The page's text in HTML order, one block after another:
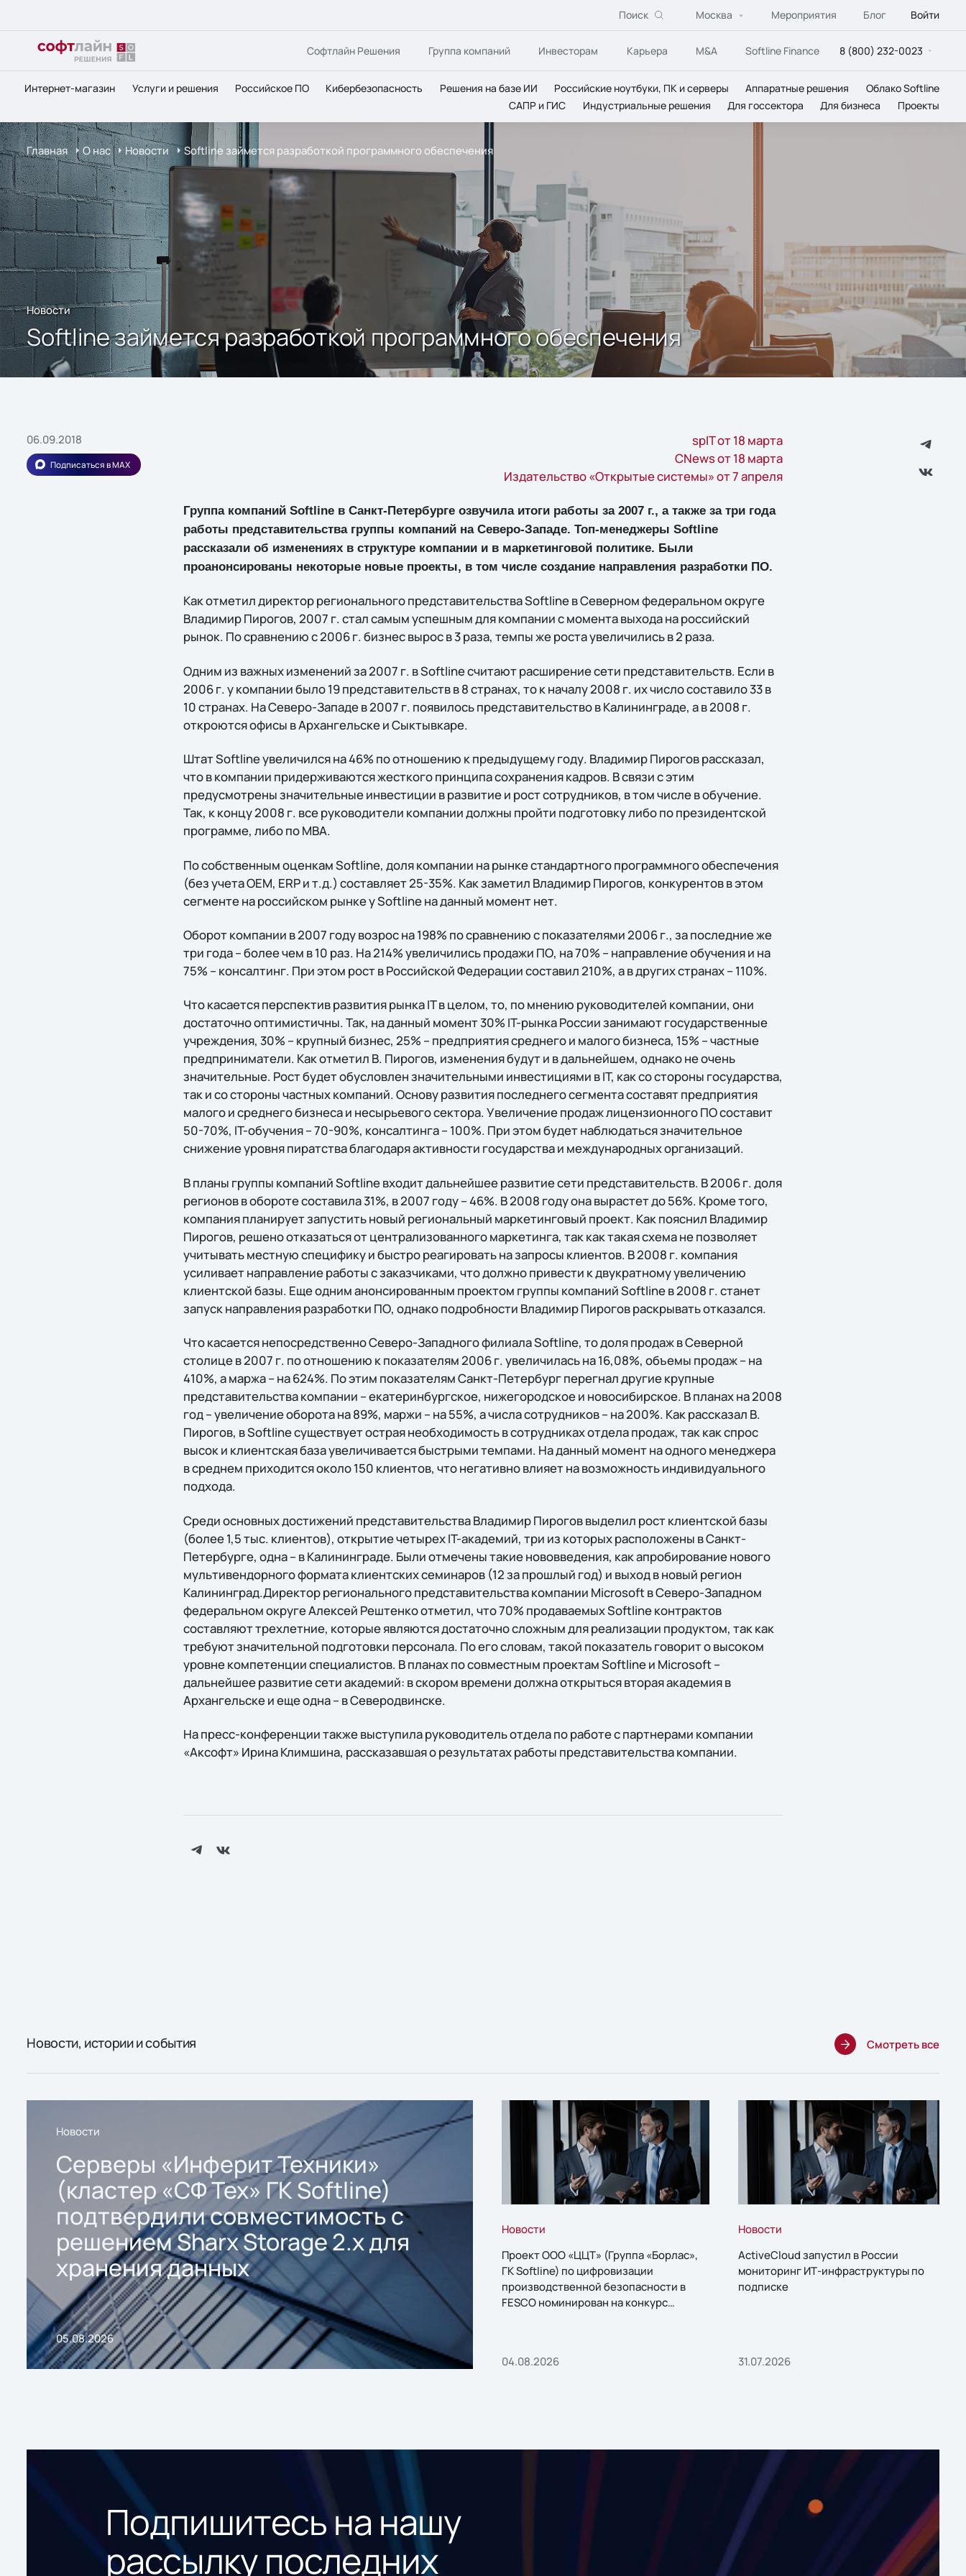
Поиск Москва Мероприятия Блог Войти
Софтлайн Решения Группа компаний Инвесторам Карьера M&A Softline Finance 8 (800) 232-0023
Интернет-магазин Услуги и решения Российское ПО Кибербезопасность Решения на базе ИИ Российские ноутбуки, ПК и серверы Аппаратные решения
Облако Softline
САПР и ГИС
Индустриальные решения Для госсектора Для бизнеса Проекты
Главная О нас Новости Softline займется разработкой программного обеспечения
Новости
Softline займется разработкой программного обеспечения
06.09.2018
Подписаться в MAX
spIT от 18 марта
CNews от 18 марта
Издательство «Открытые системы» от 7 апреля
Группа компаний Softline в Санкт-Петербурге озвучила итоги работы за 2007 г., а также за три года
работы представительства группы компаний на Северо-Западе. Топ-менеджеры Softline
рассказали об изменениях в структуре компании и в маркетинговой политике. Были
проанонсированы некоторые новые проекты, в том числе создание направления разработки ПО.
Как отметил директор регионального представительства Softline в Северном федеральном округе
Владимир Пирогов, 2007 г. стал самым успешным для компании с момента выхода на российский
рынок. По сравнению с 2006 г. бизнес вырос в 3 раза, темпы же роста увеличились в 2 раза.
Одним из важных изменений за 2007 г. в Softline считают расширение сети представительств. Если в
2006 г. у компании было 19 представительств в 8 странах, то к началу 2008 г. их число составило 33 в
10 странах. На Северо-Западе в 2007 г. появилось представительство в Калининграде, а в 2008 г.
откроются офисы в Архангельске и Сыктывкаре.
Штат Softline увеличился на 46% по отношению к предыдущему году. Владимир Пирогов рассказал,
что в компании придерживаются жесткого принципа сохранения кадров. В связи с этим
предусмотрены значительные инвестиции в развитие и рост сотрудников, в том числе в обучение.
Так, к концу 2008 г. все руководители компании должны пройти подготовку либо по президентской
программе, либо по MBA.
По собственным оценкам Softline, доля компании на рынке стандартного программного обеспечения
(без учета OEM, ERP и т.д.) составляет 25-35%. Как заметил Владимир Пирогов, конкурентов в этом
сегменте на российском рынке у Softline на данный момент нет.
Оборот компании в 2007 году возрос на 198% по сравнению с показателями 2006 г., за последние же
три года – более чем в 10 раз. На 214% увеличились продажи ПО, на 70% – направление обучения и на
75% – консалтинг. При этом рост в Российской Федерации составил 210%, а в других странах – 110%.
Что касается перспектив развития рынка IT в целом, то, по мнению руководителей компании, они
достаточно оптимистичны. Так, на данный момент 30% IT-рынка России занимают государственные
учреждения, 30% – крупный бизнес, 25% – предприятия среднего и малого бизнеса, 15% – частные
предприниматели. Как отметил В. Пирогов, изменения будут и в дальнейшем, однако не очень
значительные. Рост будет обусловлен значительными инвестициями в IT, как со стороны государства,
так и со стороны частных компаний. Основу развития последнего сегмента составят предприятия
малого и среднего бизнеса и несырьевого сектора. Увеличение продаж лицензионного ПО составит
50-70%, IT-обучения – 70-90%, консалтинга – 100%. При этом будет наблюдаться значительное
снижение уровня пиратства благодаря активности государства и международных организаций.
В планы группы компаний Softline входит дальнейшее развитие сети представительств. В 2006 г. доля
регионов в обороте составила 31%, в 2007 году – 46%. В 2008 году она вырастет до 56%. Кроме того,
компания планирует запустить новый региональный маркетинговый проект. Как пояснил Владимир
Пирогов, решено отказаться от централизованного маркетинга, так как такая схема не позволяет
учитывать местную специфику и быстро реагировать на запросы клиентов. В 2008 г. компания
усиливает направление работы с заказчиками, что должно привести к двукратному увеличению
клиентской базы. Еще одним анонсированным проектом группы компаний Softline в 2008 г. станет
запуск направления разработки ПО, однако подробности Владимир Пирогов раскрывать отказался.
Что касается непосредственно Северо-Западного филиала Softline, то доля продаж в Северной
столице в 2007 г. по отношению к показателям 2006 г. увеличилась на 16,08%, объемы продаж – на
410%, а маржа – на 624%. По этим показателям Санкт-Петербург перегнал другие крупные
представительства компании – екатеринбургское, нижегородское и новосибирское. В планах на 2008
год – увеличение оборота на 89%, маржи – на 55%, а числа сотрудников – на 200%. Как рассказал В.
Пирогов, в Softline существует острая необходимость в сотрудниках отдела продаж, так как спрос
высок и клиентская база увеличивается быстрыми темпами. На данный момент на одного менеджера
в среднем приходится около 150 клиентов, что негативно влияет на возможность индивидуального
подхода.
Среди основных достижений представительства Владимир Пирогов выделил рост клиентской базы
(более 1,5 тыс. клиентов), открытие четырех IT-академий, три из которых расположены в Санкт-
Петербурге, одна – в Калининграде. Были отмечены такие нововведения, как апробирование нового
мультивендорного формата клиентских семинаров (12 за прошлый год) и выход в новый регион
Калининград.Директор регионального представительства компании Microsoft в Северо-Западном
федеральном округе Алексей Рештенко отметил, что 70% продаваемых Softline контрактов
составляют трехлетние, которые являются достаточно сложным для реализации продуктом, так как
требуют значительной подготовки персонала. По его словам, такой показатель говорит о высоком
уровне компетенции специалистов. В планах по совместным проектам Softline и Microsoft –
дальнейшее развитие сети академий: в скором времени должна открыться вторая академия в
Архангельске и еще одна – в Северодвинске.
На пресс-конференции также выступила руководитель отдела по работе с партнерами компании
«Аксофт» Ирина Климшина, рассказавшая о результатах работы представительства компании.
Новости, истории и события Смотреть все
Новости
Серверы «Инферит Техники»
(кластер «СФ Тех» ГК Softline)
подтвердили совместимость с
решением Sharx Storage 2.x для
хранения данных
05.08.2026
Новости
Проект ООО «ЦЦТ» (Группа «Борлас»,
ГК Softline) по цифровизации
производственной безопасности в
FESCO номинирован на конкурс
04.08.2026
Новости
ActiveCloud запустил в России
мониторинг ИТ-инфраструктуры по
подписке
31.07.2026
Подпишитесь на нашу
рассылку последних